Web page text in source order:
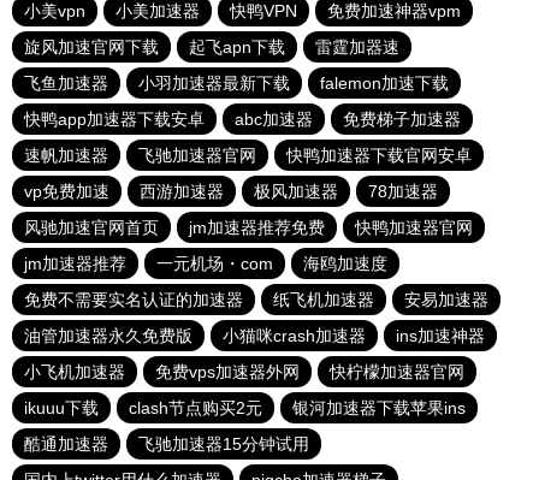
小美vpn
小美加速器 快鸭VPN
免费加速神器vpm
旋风加速官网下载
起飞apn下载
雷霆加器速
飞鱼加速器
小羽加速器最新下载
falemon加速下载
快鸭app加速器下载安卓
abc加速器
免费梯子加速器
速帆加速器
飞驰加速器官网
快鸭加速器下载官网安卓
vp免费加速
西游加速器 极风加速器
78加速器
风驰加速官网首页
jm加速器推荐免费
快鸭加速器官网
jm加速器推荐
一元机场・com
海鸥加速度
免费不需要实名认证的加速器
纸飞机加速器
安易加速器
油管加速器永久免费版
小猫咪crash加速器
ins加速神器
小飞机加速器
免费vps加速器外网
快柠檬加速器官网
ikuuu下载
clash节点购买2元
银河加速器下载苹果ins
酷通加速器
飞驰加速器15分钟试用